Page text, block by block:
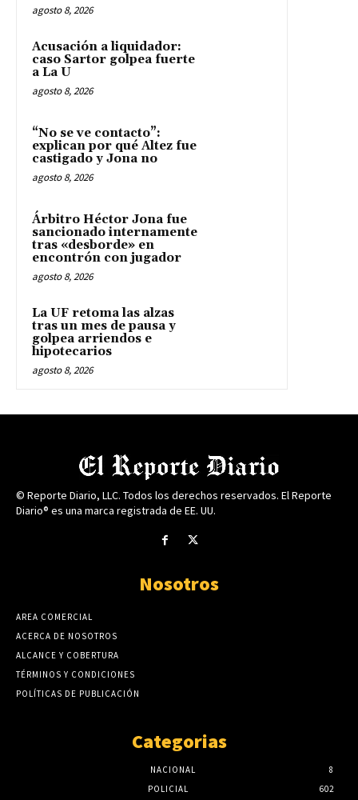
agosto 8, 2026
Acusación a liquidador:
caso Sartor golpea fuerte
a La U
agosto 8, 2026
“No se ve contacto”:
explican por qué Altez fue
castigado y Jona no
agosto 8, 2026
Árbitro Héctor Jona fue
sancionado internamente
tras «desborde» en
encontrón con jugador
agosto 8, 2026
La UF retoma las alzas
tras un mes de pausa y
golpea arriendos e
hipotecarios
agosto 8, 2026
© Reporte Diario, LLC. Todos los derechos reservados. El Reporte
Diario® es una marca registrada de EE. UU.
Nosotros
AREA COMERCIAL
ACERCA DE NOSOTROS
ALCANCE Y COBERTURA
TÉRMINOS Y CONDICIONES
POLÍTICAS DE PUBLICACIÓN
Categorias
NACIONAL
8
POLICIAL
602